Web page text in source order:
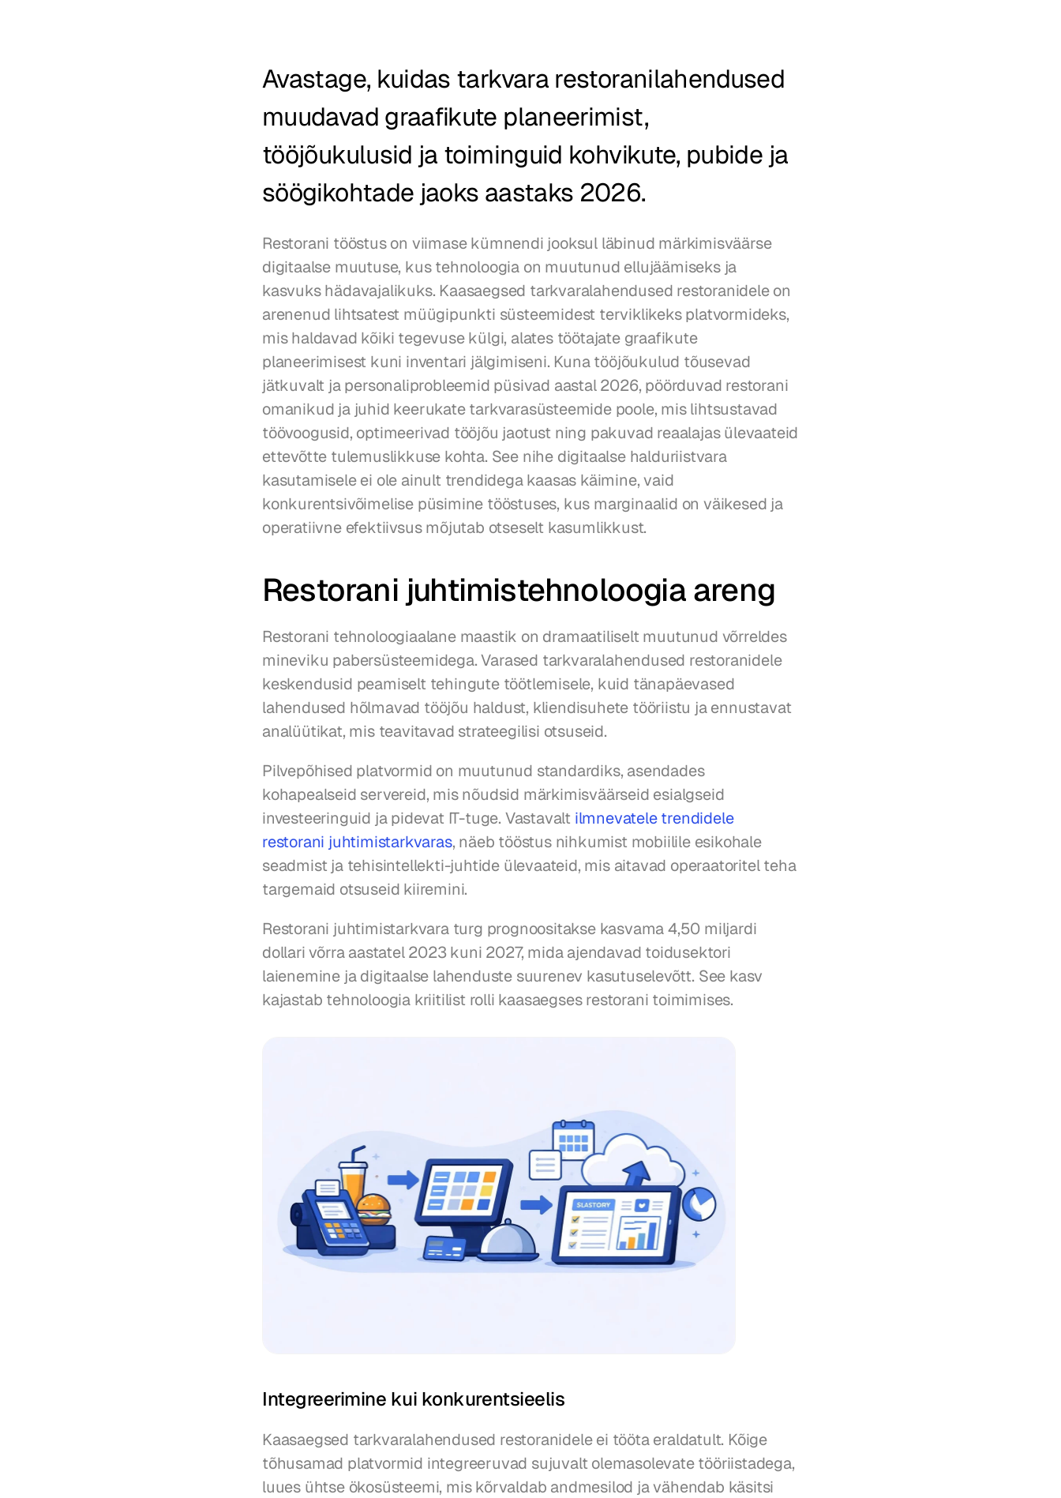
Avastage, kuidas tarkvara restoranilahendused
muudavad graafikute planeerimist,
tööjõukulusid ja toiminguid kohvikute, pubide ja
söögikohtade jaoks aastaks 2026.
Restorani tööstus on viimase kümnendi jooksul läbinud märkimisväärse
digitaalse muutuse, kus tehnoloogia on muutunud ellujäämiseks ja
kasvuks hädavajalikuks. Kaasaegsed tarkvaralahendused restoranidele on
arenenud lihtsatest müügipunkti süsteemidest terviklikeks platvormideks,
mis haldavad kõiki tegevuse külgi, alates töötajate graafikute
planeerimisest kuni inventari jälgimiseni. Kuna tööjõukulud tõusevad
jätkuvalt ja personaliprobleemid püsivad aastal 2026, pöörduvad restorani
omanikud ja juhid keerukate tarkvarasüsteemide poole, mis lihtsustavad
töövoogusid, optimeerivad tööjõu jaotust ning pakuvad reaalajas ülevaateid
ettevõtte tulemuslikkuse kohta. See nihe digitaalse halduriistvara
kasutamisele ei ole ainult trendidega kaasas käimine, vaid
konkurentsivõimelise püsimine tööstuses, kus marginaalid on väikesed ja
operatiivne efektiivsus mõjutab otseselt kasumlikkust.
Restorani juhtimistehnoloogia areng
Restorani tehnoloogiaalane maastik on dramaatiliselt muutunud võrreldes
mineviku pabersüsteemidega. Varased tarkvaralahendused restoranidele
keskendusid peamiselt tehingute töötlemisele, kuid tänapäevased
lahendused hõlmavad tööjõu haldust, kliendisuhete tööriistu ja ennustavat
analüütikat, mis teavitavad strateegilisi otsuseid.
Pilvepõhised platvormid on muutunud standardiks, asendades
kohapealseid servereid, mis nõudsid märkimisväärseid esialgseid
investeeringuid ja pidevat IT-tuge. Vastavalt ilmnevatele trendidele
restorani juhtimistarkvaras, näeb tööstus nihkumist mobiilile esikohale
seadmist ja tehisintellekti-juhtide ülevaateid, mis aitavad operaatoritel teha
targemaid otsuseid kiiremini.
Restorani juhtimistarkvara turg prognoositakse kasvama 4,50 miljardi
dollari võrra aastatel 2023 kuni 2027, mida ajendavad toidusektori
laienemine ja digitaalse lahenduste suurenev kasutuselevõtt. See kasv
kajastab tehnoloogia kriitilist rolli kaasaegses restorani toimimises.
Integreerimine kui konkurentsieelis
Kaasaegsed tarkvaralahendused restoranidele ei tööta eraldatult. Kõige
tõhusamad platvormid integreeruvad sujuvalt olemasolevate tööriistadega,
luues ühtse ökosüsteemi, mis kõrvaldab andmesilod ja vähendab käsitsi